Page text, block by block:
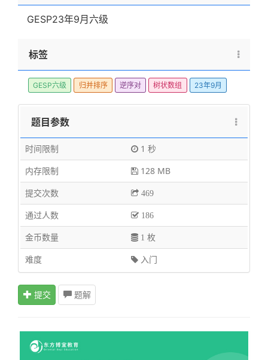
10^5
GESP23年9月六级
标签
GESP六级 归并排序 逆序对 树状数组 23年9月
题目参数
时间限制
1 秒
内存限制
128 MB
提交次数
469
通过人数 186
金币数量 1 枚
难度 入门
提交 题解